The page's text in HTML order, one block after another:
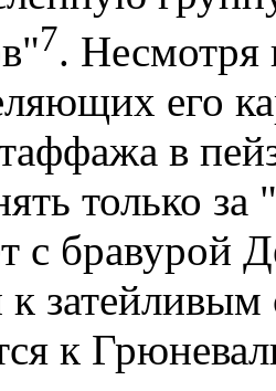
7. Несмотря
его
в
только
с бравурой
к
к